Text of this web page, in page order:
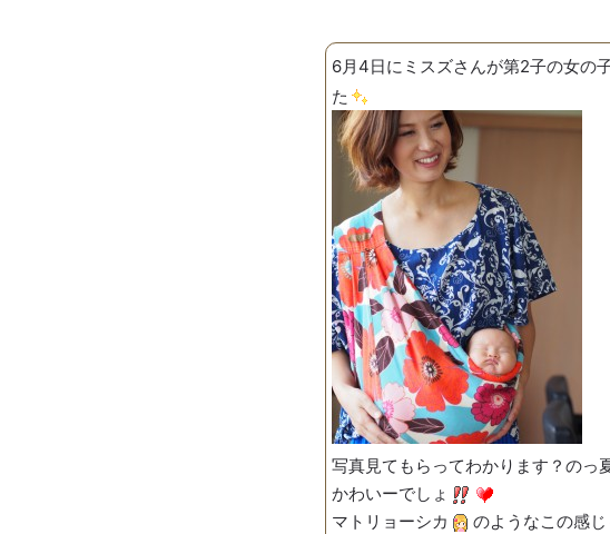
6月4日にミスズさんが第2子の女の
た
写真見てもらってわかります？のっ
かわいーでしょ
マトリョーシカ
のようなこの感じ